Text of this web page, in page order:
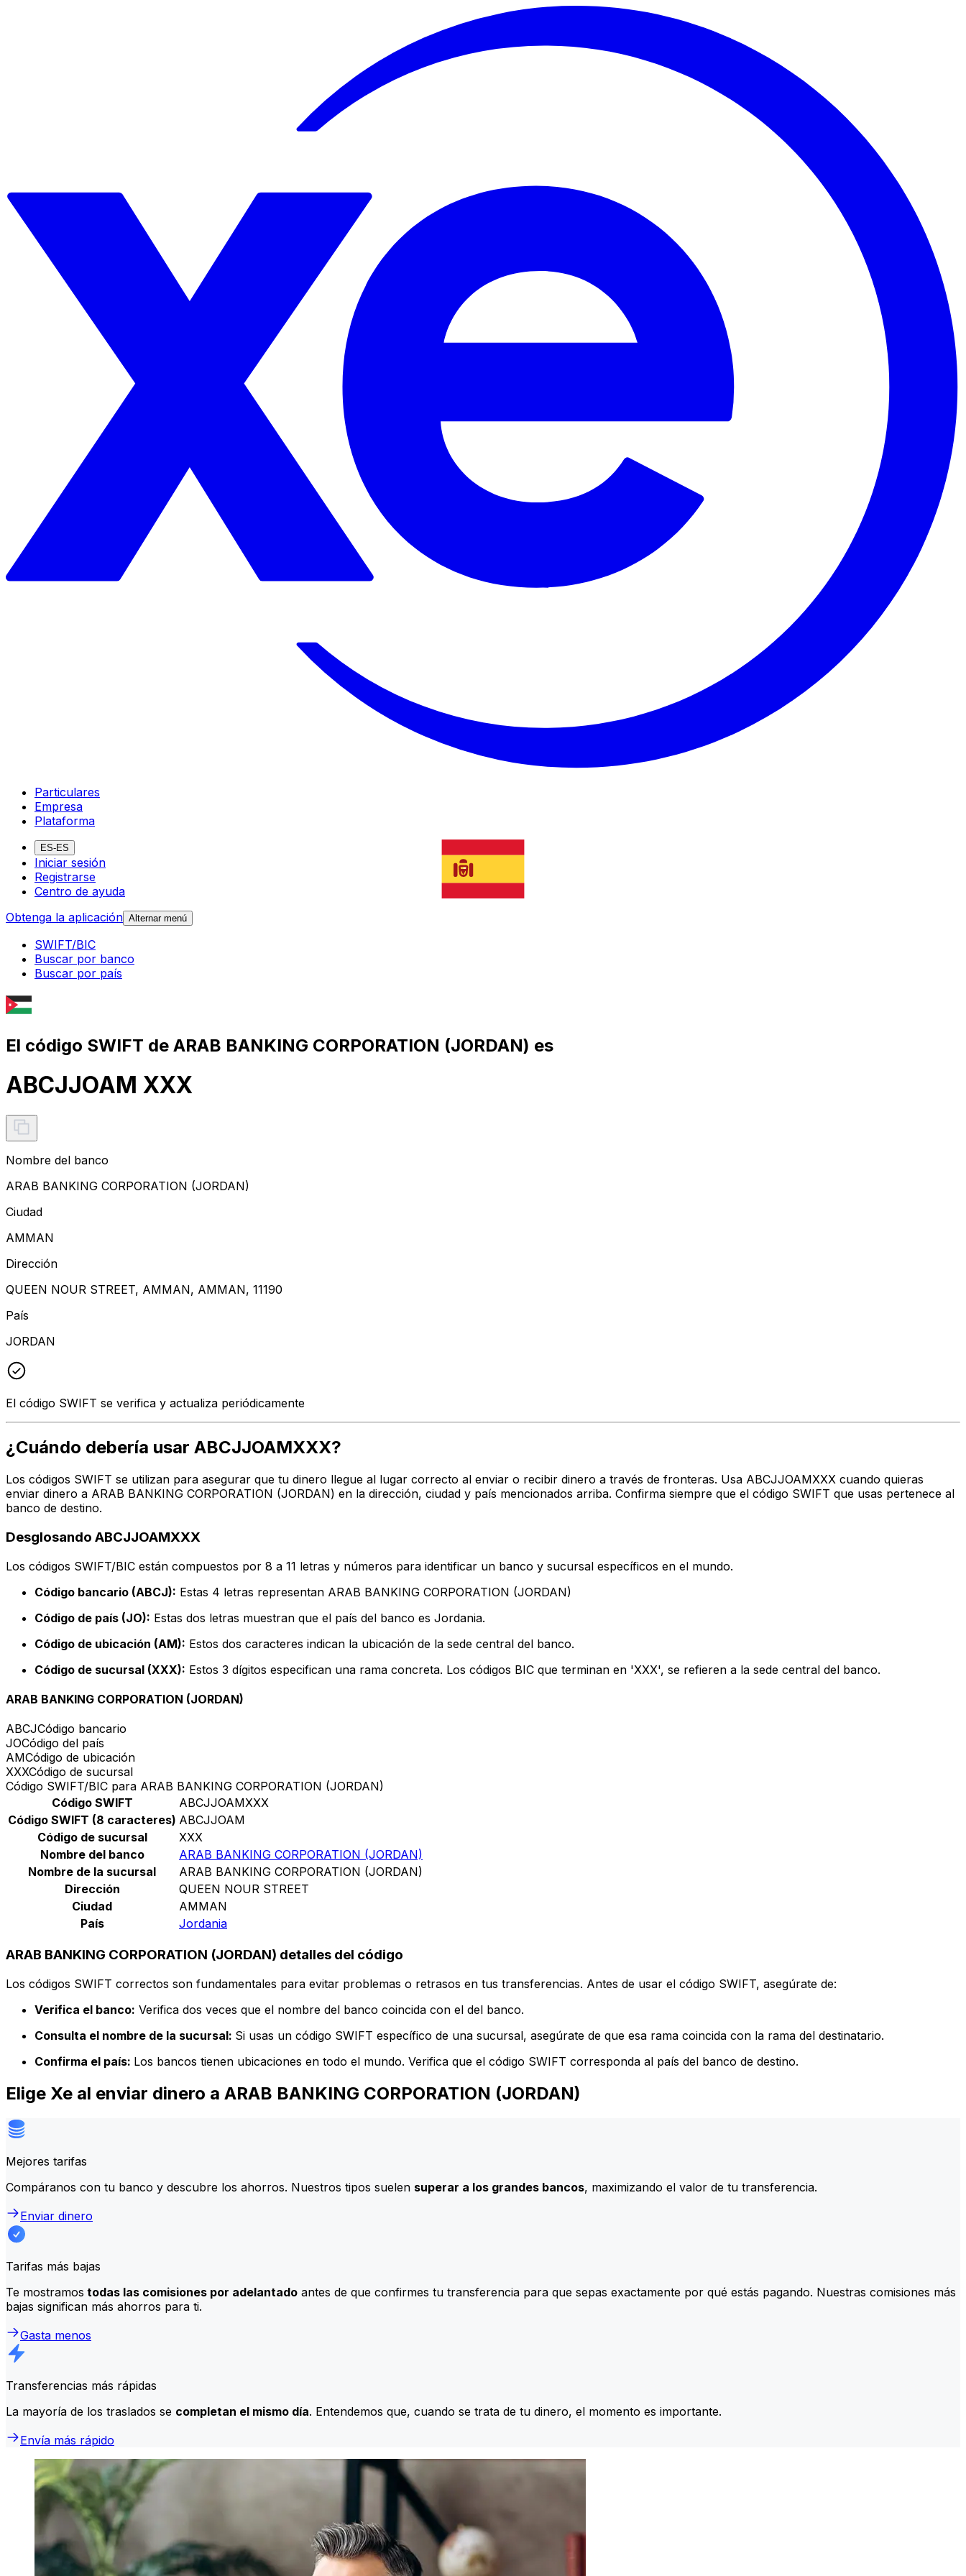
Particulares
Empresa
Plataforma
ES-ES
Iniciar sesión
Registrarse
Centro de ayuda
Obtenga la aplicación Alternar menú
SWIFT/BIC
Buscar por banco
Buscar por país
El código SWIFT de ARAB BANKING CORPORATION (JORDAN) es
ABCJJOAM XXX
Nombre del banco
ARAB BANKING CORPORATION (JORDAN)
Ciudad
AMMAN
Dirección
QUEEN NOUR STREET, AMMAN, AMMAN, 11190
País
JORDAN
El código SWIFT se verifica y actualiza periódicamente
¿Cuándo debería usar ABCJJOAMXXX?
Los códigos SWIFT se utilizan para asegurar que tu dinero llegue al lugar correcto al enviar o recibir dinero a través de fronteras. Usa ABCJJOAMXXX cuando quieras
enviar dinero a ARAB BANKING CORPORATION (JORDAN) en la dirección, ciudad y país mencionados arriba. Confirma siempre que el código SWIFT que usas pertenece al
banco de destino.
Desglosando ABCJJOAMXXX
Los códigos SWIFT/BIC están compuestos por 8 a 11 letras y números para identificar un banco y sucursal específicos en el mundo.
Código bancario (ABCJ): Estas 4 letras representan ARAB BANKING CORPORATION (JORDAN)
Código de país (JO): Estas dos letras muestran que el país del banco es Jordania.
Código de ubicación (AM): Estos dos caracteres indican la ubicación de la sede central del banco.
Código de sucursal (XXX): Estos 3 dígitos especifican una rama concreta. Los códigos BIC que terminan en 'XXX', se refieren a la sede central del banco.
ARAB BANKING CORPORATION (JORDAN)
ABCJCódigo bancario
JOCódigo del país
AMCódigo de ubicación
XXXCódigo de sucursal
Código SWIFT/BIC para ARAB BANKING CORPORATION (JORDAN)
Código SWIFT
ABCJJOAMXXX
Código SWIFT (8 caracteres) ABCJJOAM
Código de sucursal
XXX
Nombre del banco
ARAB BANKING CORPORATION (JORDAN)
Nombre de la sucursal
ARAB BANKING CORPORATION (JORDAN)
Dirección
QUEEN NOUR STREET
Ciudad
AMMAN
País
Jordania
ARAB BANKING CORPORATION (JORDAN) detalles del código
Los códigos SWIFT correctos son fundamentales para evitar problemas o retrasos en tus transferencias. Antes de usar el código SWIFT, asegúrate de:
Verifica el banco: Verifica dos veces que el nombre del banco coincida con el del banco.
Consulta el nombre de la sucursal: Si usas un código SWIFT específico de una sucursal, asegúrate de que esa rama coincida con la rama del destinatario.
Confirma el país: Los bancos tienen ubicaciones en todo el mundo. Verifica que el código SWIFT corresponda al país del banco de destino.
Elige Xe al enviar dinero a ARAB BANKING CORPORATION (JORDAN)
Mejores tarifas
Compáranos con tu banco y descubre los ahorros. Nuestros tipos suelen superar a los grandes bancos, maximizando el valor de tu transferencia.
Enviar dinero
Tarifas más bajas
Te mostramos todas las comisiones por adelantado antes de que confirmes tu transferencia para que sepas exactamente por qué estás pagando. Nuestras comisiones más
bajas significan más ahorros para ti.
Gasta menos
Transferencias más rápidas
La mayoría de los traslados se completan el mismo día. Entendemos que, cuando se trata de tu dinero, el momento es importante.
Envía más rápido